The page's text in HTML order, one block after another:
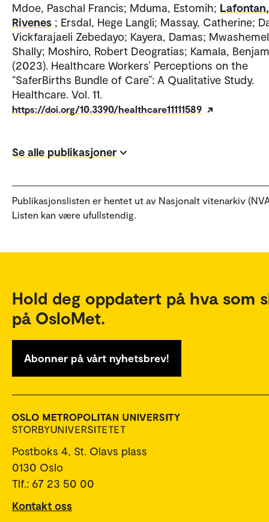
Mdoe, Paschal Francis; Mduma, Estomih;
Rivenes ; Ersdal, Hege Langli; Massay, Catherine;
Vickfarajaeli Zebedayo; Kayera, Damas;
Shally; Moshiro, Robert Deogratias; Kamala,
(2023). Healthcare Workers’ Perceptions on the
“SaferBirths Bundle of Care”: A Qualitative Study.
Healthcare. Vol. 11.
https://doi.org/10.3390/healthcare11111589
Se alle publikasjoner
Publikasjonslisten er hentet ut av Nasjonalt vitenarkiv
Listen kan være ufullstendig.
Hold deg oppdatert på hva som
på OsloMet.
Abonner på vårt nyhetsbrev!
Postboks 4, St. Olavs plass
0130 Oslo
Tlf.: 67 23 50 00
Kontakt oss